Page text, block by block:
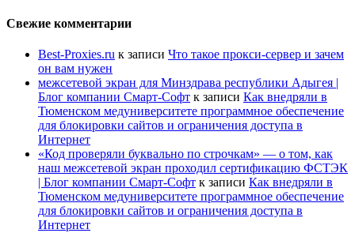
Свежие комментарии
Best-Proxies.ru к записи Что такое прокси-сервер и зачем
он вам нужен
межсетевой экран для Минздрава республики Адыгея |
Блог компании Смарт-Софт к записи Как внедряли в
Тюменском медуниверситете программное обеспечение
для блокировки сайтов и ограничения доступа в
Интернет
«Код проверяли буквально по строчкам» — о том, как
наш межсетевой экран проходил сертификацию ФСТЭК
| Блог компании Смарт-Софт к записи Как внедряли в
Тюменском медуниверситете программное обеспечение
для блокировки сайтов и ограничения доступа в
Интернет